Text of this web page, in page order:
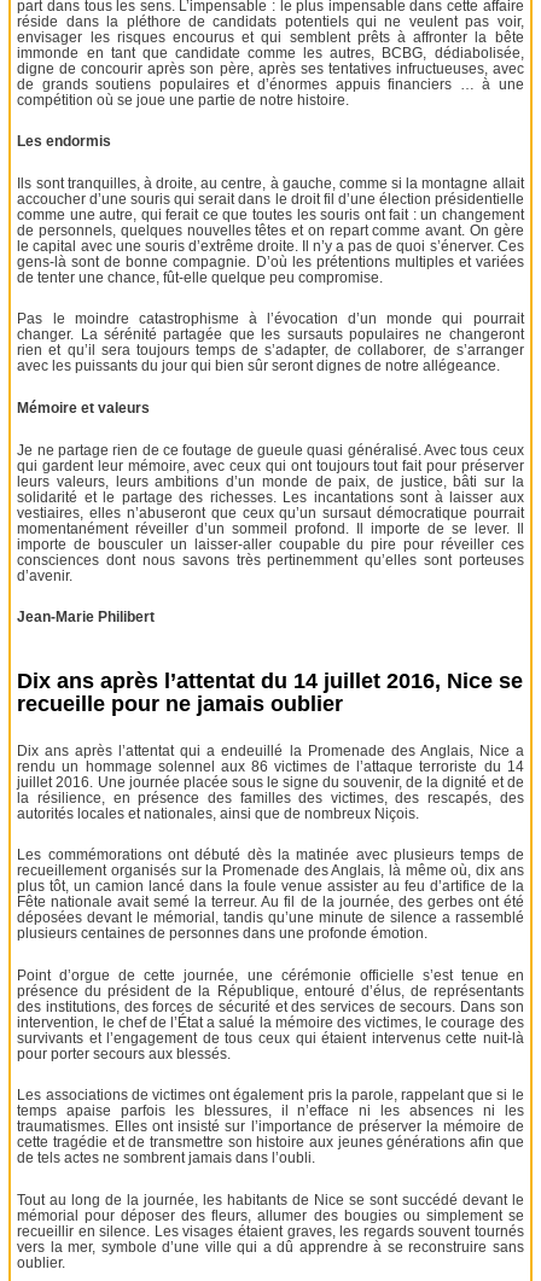
part dans tous les sens. L’impensable : le plus impensable dans cette affaire
réside dans la pléthore de candidats potentiels qui ne veulent pas voir,
envisager les risques encourus et qui semblent prêts à affronter la bête
immonde en tant que candidate comme les autres, BCBG, dédiabolisée,
digne de concourir après son père, après ses tentatives infructueuses, avec
de grands soutiens populaires et d’énormes appuis financiers … à une
compétition où se joue une partie de notre histoire.
Les endormis
Ils sont tranquilles, à droite, au centre, à gauche, comme si la montagne allait
accoucher d’une souris qui serait dans le droit fil d’une élection présidentielle
comme une autre, qui ferait ce que toutes les souris ont fait : un changement
de personnels, quelques nouvelles têtes et on repart comme avant. On gère
le capital avec une souris d’extrême droite. Il n’y a pas de quoi s’énerver. Ces
gens-là sont de bonne compagnie. D’où les prétentions multiples et variées
de tenter une chance, fût-elle quelque peu compromise.
Pas le moindre catastrophisme à l’évocation d’un monde qui pourrait
changer. La sérénité partagée que les sursauts populaires ne changeront
rien et qu’il sera toujours temps de s’adapter, de collaborer, de s’arranger
avec les puissants du jour qui bien sûr seront dignes de notre allégeance.
Mémoire et valeurs
Je ne partage rien de ce foutage de gueule quasi généralisé. Avec tous ceux
qui gardent leur mémoire, avec ceux qui ont toujours tout fait pour préserver
leurs valeurs, leurs ambitions d’un monde de paix, de justice, bâti sur la
solidarité et le partage des richesses. Les incantations sont à laisser aux
vestiaires, elles n’abuseront que ceux qu’un sursaut démocratique pourrait
momentanément réveiller d’un sommeil profond. Il importe de se lever. Il
importe de bousculer un laisser-aller coupable du pire pour réveiller ces
consciences dont nous savons très pertinemment qu’elles sont porteuses
d’avenir.
Jean-Marie Philibert
Dix ans après l’attentat du 14 juillet 2016, Nice se
recueille pour ne jamais oublier
Dix ans après l’attentat qui a endeuillé la Promenade des Anglais, Nice a
rendu un hommage solennel aux 86 victimes de l’attaque terroriste du 14
juillet 2016. Une journée placée sous le signe du souvenir, de la dignité et de
la résilience, en présence des familles des victimes, des rescapés, des
autorités locales et nationales, ainsi que de nombreux Niçois.
Les commémorations ont débuté dès la matinée avec plusieurs temps de
recueillement organisés sur la Promenade des Anglais, là même où, dix ans
plus tôt, un camion lancé dans la foule venue assister au feu d’artifice de la
Fête nationale avait semé la terreur. Au fil de la journée, des gerbes ont été
déposées devant le mémorial, tandis qu’une minute de silence a rassemblé
plusieurs centaines de personnes dans une profonde émotion.
Point d’orgue de cette journée, une cérémonie officielle s’est tenue en
présence du président de la République, entouré d’élus, de représentants
des institutions, des forces de sécurité et des services de secours. Dans son
intervention, le chef de l’État a salué la mémoire des victimes, le courage des
survivants et l’engagement de tous ceux qui étaient intervenus cette nuit-là
pour porter secours aux blessés.
Les associations de victimes ont également pris la parole, rappelant que si le
temps apaise parfois les blessures, il n’efface ni les absences ni les
traumatismes. Elles ont insisté sur l’importance de préserver la mémoire de
cette tragédie et de transmettre son histoire aux jeunes générations afin que
de tels actes ne sombrent jamais dans l’oubli.
Tout au long de la journée, les habitants de Nice se sont succédé devant le
mémorial pour déposer des fleurs, allumer des bougies ou simplement se
recueillir en silence. Les visages étaient graves, les regards souvent tournés
vers la mer, symbole d’une ville qui a dû apprendre à se reconstruire sans
oublier.